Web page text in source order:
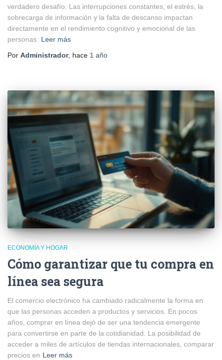
verdadero desafío. Las interrupciones constantes, el estrés, la
sobrecarga de información y la falta de descanso impactan
directamente en el rendimiento cognitivo y emocional de las
personas.
Leer más
Por Administrador, hace 1 año
ECONOMÍA Y HOGAR
Cómo garantizar que tu compra en
línea sea segura
El comercio electrónico ha cambiado radicalmente la forma en
que las personas acceden a productos y servicios. En pocos
años, comprar en línea dejó de ser una tendencia emergente
para convertirse en parte de la cotidianidad. La posibilidad de
acceder a miles de artículos de tiendas internacionales, comparar
precios en Leer más